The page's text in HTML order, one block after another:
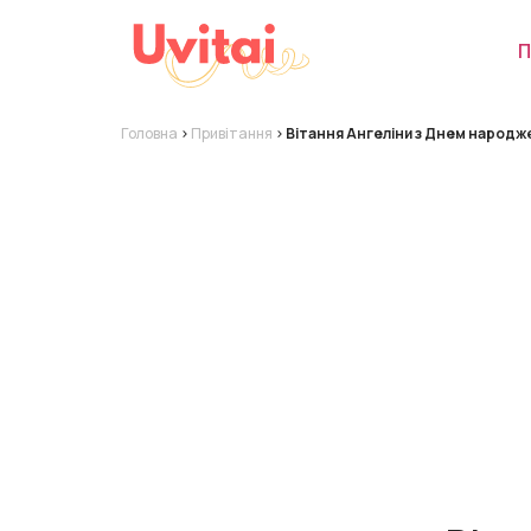
Головна > Привітання > Вітання Ангеліни з Днем